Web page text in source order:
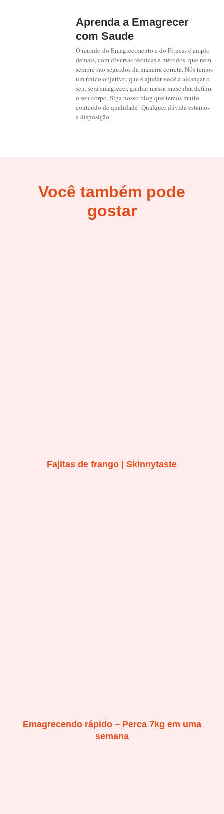
Aprenda a Emagrecer
com Saude
O mundo do Emagrecimento e do Fitness é amplo
demais, com diversas técnicas e métodos, que nem
sempre são seguidos da maneira correta. Nós temos
um único objetivo, que é ajudar você a alcançar o
seu, seja emagrecer, ganhar massa muscular, definir
o seu corpo. Siga nosso blog que temos muito
conteúdo de qualidade! Qualquer dúvida estamos
a disposição
Você também pode
gostar
Fajitas de frango | Skinnytaste
Emagrecendo rápido – Perca 7kg em uma
semana